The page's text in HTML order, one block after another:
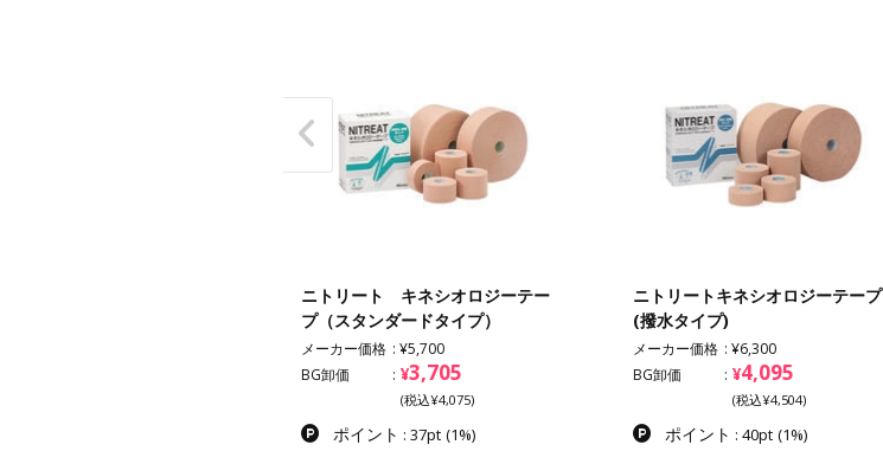
ニトリート キネシオロジーテー
プ（スタンダードタイプ）
メーカー価格
¥5,700
BG卸価
¥3,705
(税込¥4,075)
ポイント : 37pt (1%)
ニトリートキネシオロジーテープ
(撥水タイプ)
メーカー価格
¥6,300
BG卸価
¥4,095
(税込¥4,504)
ポイント : 40pt (1%)